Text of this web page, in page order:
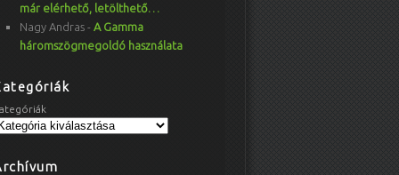
már elérhető, letölthető…
Nagy Andras - A Gamma
háromszögmegoldó használata